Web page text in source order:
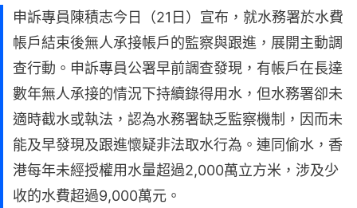
申訴專員陳積志今日（21日）宣布，就水務署於水費
帳戶結束後無人承接帳戶的監察與跟進，展開主動調
查行動。申訴專員公署早前調查發現，有帳戶在長達
數年無人承接的情況下持續錄得用水，但水務署卻未
適時截水或執法，認為水務署缺乏監察機制，因而未
能及早發現及跟進懷疑非法取水行為。連同偷水，香
港每年未經授權用水量超過2,000萬立方米，涉及少
收的水費超過9,000萬元。